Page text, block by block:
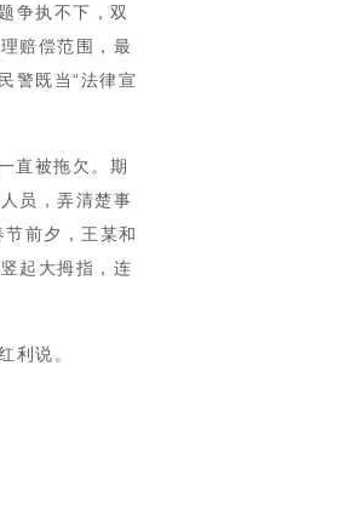
争执不下，双
赔偿范围，最
警既当“法律宣
直被拖欠。期
员，弄清楚事
前夕，王某和
起大拇指，连
利说。